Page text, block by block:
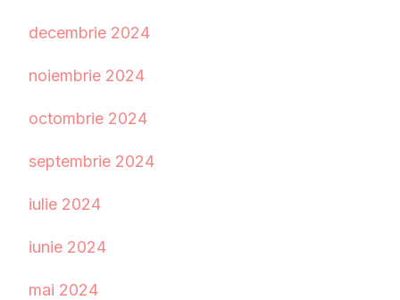
decembrie 2024
noiembrie 2024
octombrie 2024
septembrie 2024
iulie 2024
iunie 2024
mai 2024